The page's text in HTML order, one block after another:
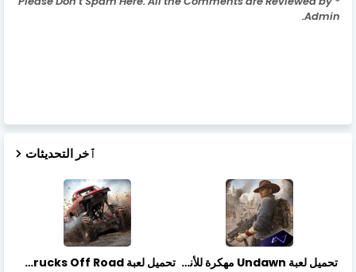
Admin.
ٱخر التحديثات
تحميل لعبة Undawn مهكرة للأندرويد أخر إصدار | تحميل مباشر + موارد غير محدودة تحميل لعبة Trucks Off Road مهكرة اخر اصدار